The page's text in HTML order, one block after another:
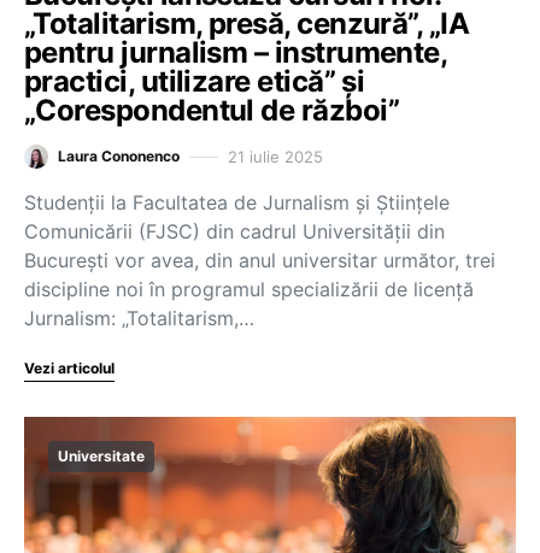
„Totalitarism, presă, cenzură”, „IA
pentru jurnalism – instrumente,
practici, utilizare etică” și
„Corespondentul de război”
Laura Cononenco 21 iulie 2025
Studenții la Facultatea de Jurnalism şi Ştiinţele
Comunicării (FJSC) din cadrul Universităţii din
Bucureşti vor avea, din anul universitar următor, trei
discipline noi în programul specializării de licenţă
Jurnalism: „Totalitarism,…
Vezi articolul
Universitate